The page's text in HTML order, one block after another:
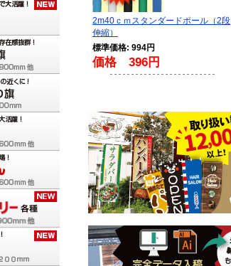
2m40ｃｍスタンダードポール（2段
伸縮）
標準価格: 994円
価格 396円